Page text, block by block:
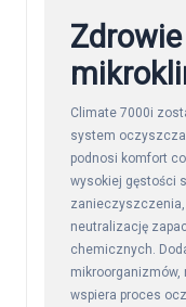
Climate 7000i
system
podnosi komfort
wysokiej gęstości
neutralizację
chemicznych.
wspiera proces